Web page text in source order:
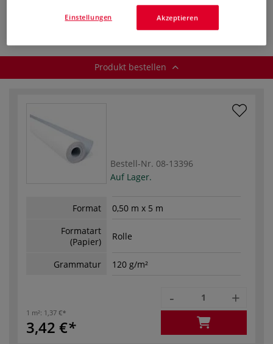
Produkt bestellen
Produkt bestellen
Bestell-Nr. 08-13396
Auf Lager.
Format
0,50 m x 5 m
Formatart
(Papier)
Rolle
Grammatur 120 g/m²
1 m²: 1,37 €
3,42 €
- +
Akzeptieren
Einstellungen